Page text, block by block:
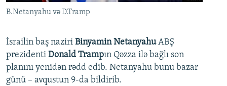
B.Netanyahu və D.Tramp
İsrailin baş naziri Binyamin NetanyahuABŞ
prezidenti Donald Trampın Qəzza ilə bağlı son
planını yenidən rədd edib. Netanyahu bunu bazar
günü – avqustun 9-da bildirib.